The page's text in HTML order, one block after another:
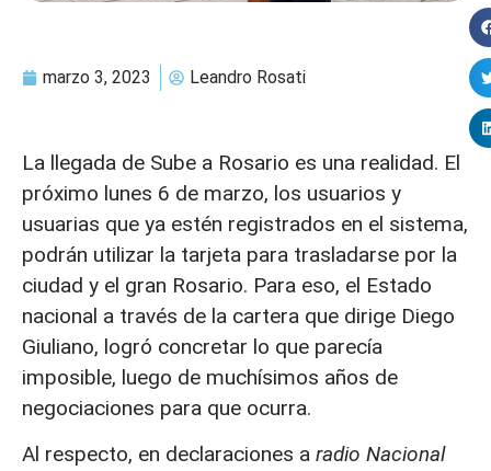
marzo 3, 2023 Leandro Rosati
La llegada de Sube a Rosario es una realidad. El
próximo lunes 6 de marzo, los usuarios y
usuarias que ya estén registrados en el sistema,
podrán utilizar la tarjeta para trasladarse por la
ciudad y el gran Rosario. Para eso, el Estado
nacional a través de la cartera que dirige Diego
Giuliano, logró concretar lo que parecía
imposible, luego de muchísimos años de
negociaciones para que ocurra.
Al respecto, en declaraciones a radio Nacional